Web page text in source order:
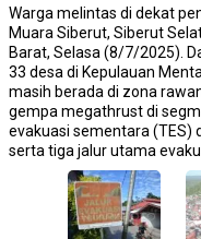
Warga melintas di dekat
Muara Siberut, Siberut
Barat, Selasa (8/7/2025).
33 desa di Kepulauan
masih berada di zona
gempa megathrust di
evakuasi sementara (TES)
serta tiga jalur utama